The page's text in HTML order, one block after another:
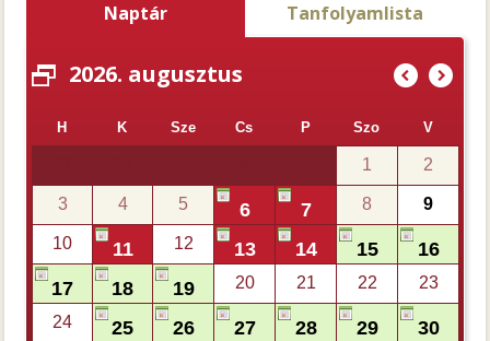
Naptár Tanfolyamlista
2026. augusztus )
(
H K Sze Cs P Szo V
1 2
3 4 5 6 7 8 9
10 11 12 13 14 15
16
17
18 19 20 21 22 23
24 25 26 27 28 29 30